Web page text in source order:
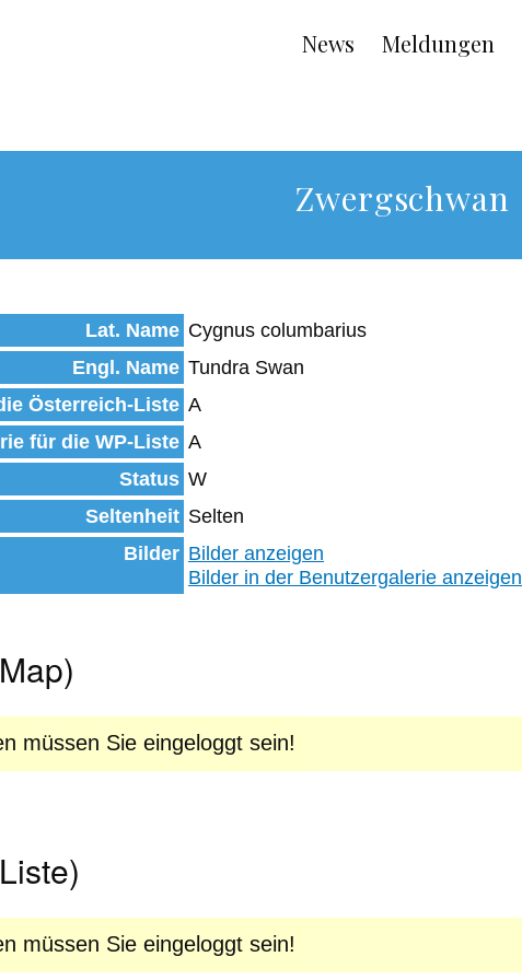
Main
navigation
News Meldungen
Zwergschwan
Lat. Name Cygnus columbarius
Engl. Name Tundra Swan
Österreich-Liste A
für die WP-Liste A
Status W
Seltenheit Selten
Bilder Bilder anzeigen
Bilder in der Benutzergalerie anzeigen
müssen Sie eingeloggt sein!
müssen Sie eingeloggt sein!